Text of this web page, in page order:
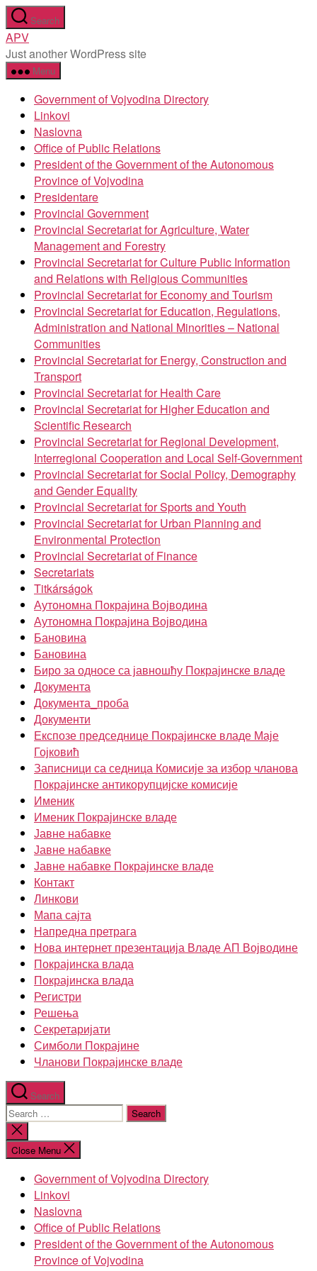
Skip
to
the
content
Search
APV
Just another WordPress site
Menu
Government of Vojvodina Directory
Linkovi
Naslovna
Office of Public Relations
President of the Government of the Autonomous
Province of Vojvodina
Presidentare
Provincial Government
Provincial Secretariat for Agriculture, Water
Management and Forestry
Provincial Secretariat for Culture Public Information
and Relations with Religious Communities
Provincial Secretariat for Economy and Tourism
Provincial Secretariat for Education, Regulations,
Administration and National Minorities – National
Communities
Provincial Secretariat for Energy, Construction and
Transport
Provincial Secretariat for Health Care
Provincial Secretariat for Higher Education and
Scientific Research
Provincial Secretariat for Regional Development,
Interregional Cooperation and Local Self-Government
Provincial Secretariat for Social Policy, Demography
and Gender Equality
Provincial Secretariat for Sports and Youth
Provincial Secretariat for Urban Planning and
Environmental Protection
Provincial Secretariat of Finance
Secretariats
Titkárságok
Аутономна Покрајина Војводина
Аутономна Покрајина Војводина
Бановина
Бановина
Биро за односе са јавношћу Покрајинске владе
Документа
Документа_проба
Документи
Експозе председнице Покрајинске владе Маје
Гојковић
Записници са седница Комисије за избор чланова
Покрајинске антикорупцијске комисије
Именик
Именик Покрајинске владе
Јавне набавке
Јавне набавке
Јавне набавке Покрајинске владе
Контакт
Линкови
Мапа сајта
Напредна претрага
Нова интернет презентација Владе АП Војводине
Покрајинска влада
Покрајинска влада
Регистри
Решења
Секретаријати
Симболи Покрајине
Чланови Покрајинске владе
Search
Search
for:
Close
search
Close Menu
Government of Vojvodina Directory
Linkovi
Naslovna
Office of Public Relations
President of the Government of the Autonomous
Province of Vojvodina